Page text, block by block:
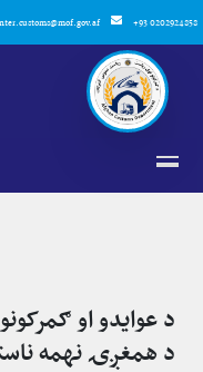
+93 0202924858
د عوایدو او
د همغږۍ نهمه